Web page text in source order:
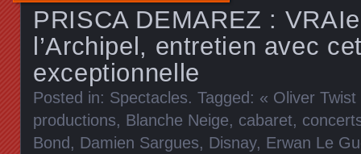
PRISCA DEMAREZ :
l’Archipel, entretien avec
exceptionnelle
Posted in: Spectacles. Tagged: « Oliver Twist
productions, Blanche Neige, cabaret,
Bond , Damien Sargues, Disnay, Erwan Le